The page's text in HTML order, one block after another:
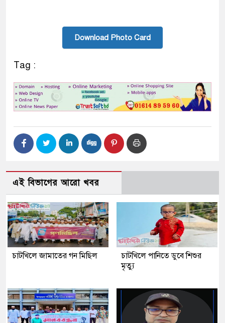
Download Photo Card
Tag :
এই বিভাগের আরো খবর
চাটখিলে জামাতের গন মিছিল
চাটখিলে পানিতে ডুবে শিশুর
মৃত্যু